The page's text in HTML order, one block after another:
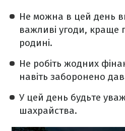
Не можна в цей день
важливі угоди, краще
родині.
Не робіть жодних
навіть заборонено
У цей день будьте
шахрайства.